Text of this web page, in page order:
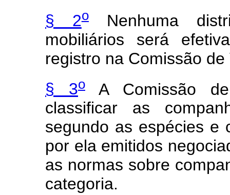
§ 2oNenhuma
mobiliários será
registro na Comissão
§ 3o A Comissão
classificar as
segundo as espécies e
por ela emitidos
as normas sobre
categoria.